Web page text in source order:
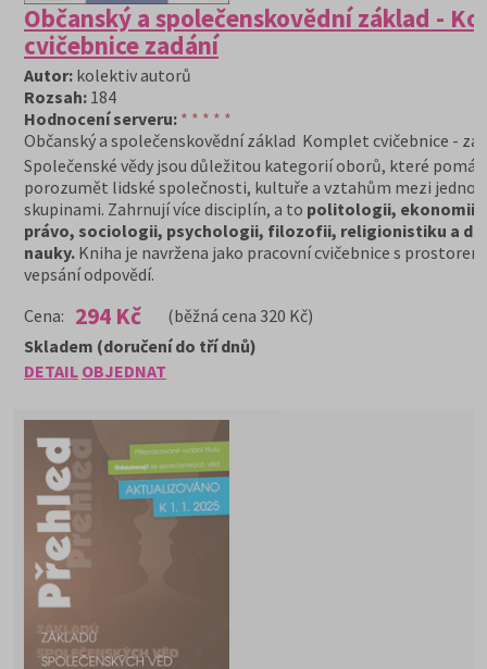
Občanský a společenskovědní základ -
cvičebnice zadání
Autor: kolektiv autorů
Rozsah: 184
Hodnocení serveru: * * * * *
Občanský a společenskovědní základ Komplet cvičebnice -
Společenské vědy jsou důležitou kategorií oborů, které
porozumět lidské společnosti, kultuře a vztahům mezi
skupinami. Zahrnují více disciplín, a to politologii, ekonomii,
právo, sociologii, psychologii, filozofii, religionistiku a
nauky. Kniha je navržena jako pracovní cvičebnice s
vepsání odpovědí.
Cena: 294 Kč (běžná cena 320 Kč)
DETAIL OBJEDNAT
Skladem (doručení do tří dnů)